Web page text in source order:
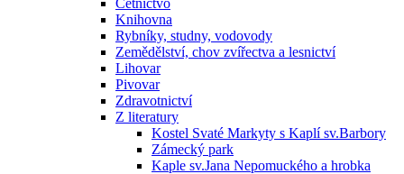
Četnictvo
Knihovna
Rybníky, studny, vodovody
Zemědělství, chov zvířectva a lesnictví
Lihovar
Pivovar
Zdravotnictví
Z literatury
Kostel Svaté Markyty s Kaplí sv.Barbory
Zámecký park
Kaple sv.Jana Nepomuckého a hrobka